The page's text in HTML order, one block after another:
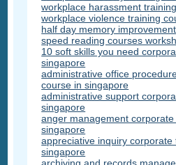
workplace harassment
workplace violence training
half day memory
speed reading courses
10 soft skills you need
singapore
administrative office
course in singapore
administrative support
singapore
anger management
singapore
appreciative inquiry corporate
singapore